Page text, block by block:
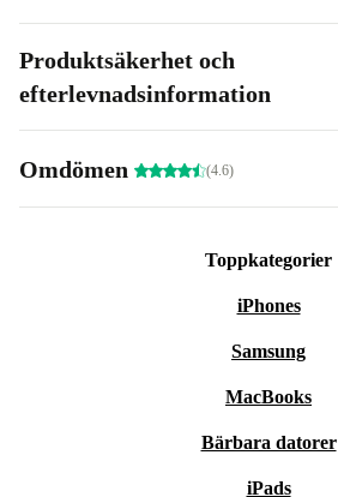
Produktsäkerhet och
efterlevnadsinformation
Omdömen (4.6)
Toppkategorier
iPhones
Samsung
MacBooks
Bärbara datorer
iPads